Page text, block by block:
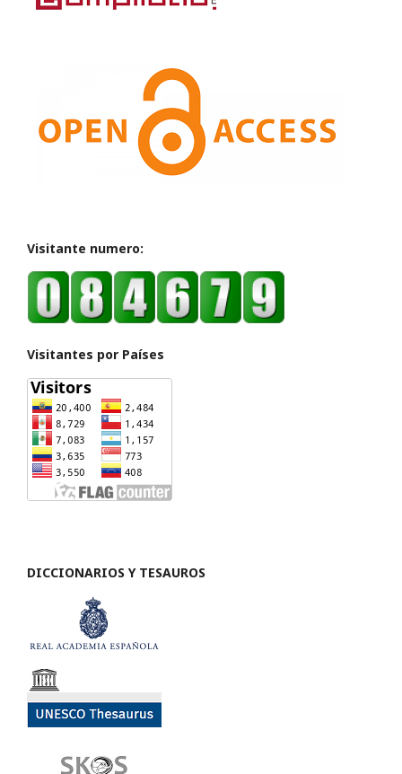
Visitante numero:
Visitantes por Países
DICCIONARIOS Y TESAUROS